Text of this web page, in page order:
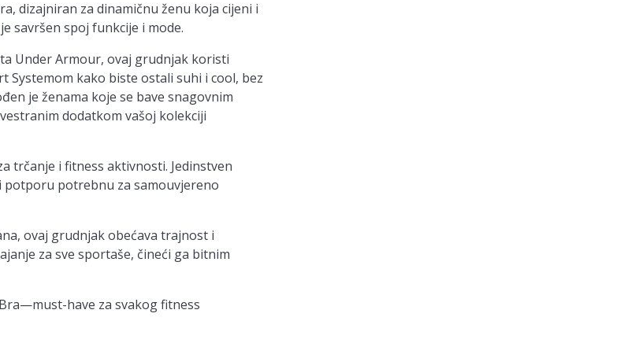
dizajniran za dinamičnu ženu koja cijeni i
savršen spoj funkcije i mode.
Under Armour, ovaj grudnjak koristi
kako biste ostali suhi i cool, bez
je ženama koje se bave snagovnim
dodatkom vašoj kolekciji
trčanje i fitness aktivnosti. Jedinstven
potporu potrebnu za samouvjereno
ovaj grudnjak obećava trajnost i
za sve sportaše, čineći ga bitnim
have za svakog fitness